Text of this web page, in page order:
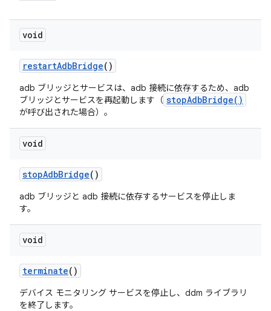
void
restartAdbBridge()
adb ブリッジとサービスは、adb 接続に依存するため、adb
ブリッジとサービスを再起動します（ stopAdbBridge()
が呼び出された場合）。
void
stopAdbBridge()
adb ブリッジと adb 接続に依存するサービスを停止しま
す。
void
terminate()
デバイス モニタリング サービスを停止し、ddm ライブラリ
を終了します。